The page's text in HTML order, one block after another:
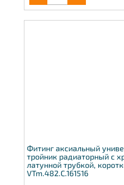
Фитинг аксиальный
тройник радиаторный с
латунной трубкой,
VTm.482.C.161516